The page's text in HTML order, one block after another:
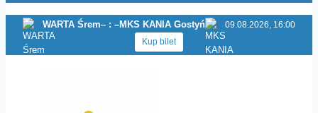
WARTA Śrem– : –MKS KANIA Gostyń
09.08.2026, 16:00
Kup bilet